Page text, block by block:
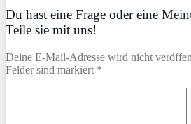
Du hast eine Frage oder eine
Teile sie mit uns!
Deine E-Mail-Adresse wird nicht
Felder sind markiert *